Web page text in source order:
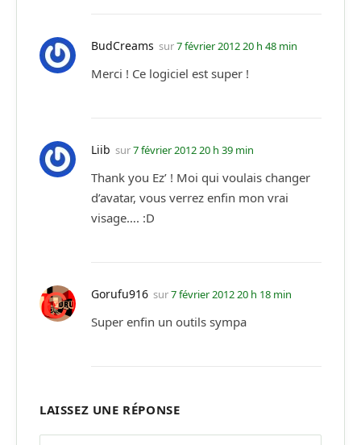
BudCreams sur7 février 2012 20 h 48 min
Merci ! Ce logiciel est super !
Liib sur7 février 2012 20 h 39 min
Thank you Ez’ ! Moi qui voulais changer
d’avatar, vous verrez enfin mon vrai
visage…. :D
Gorufu916 sur7 février 2012 20 h 18 min
Super enfin un outils sympa
LAISSEZ UNE RÉPONSE